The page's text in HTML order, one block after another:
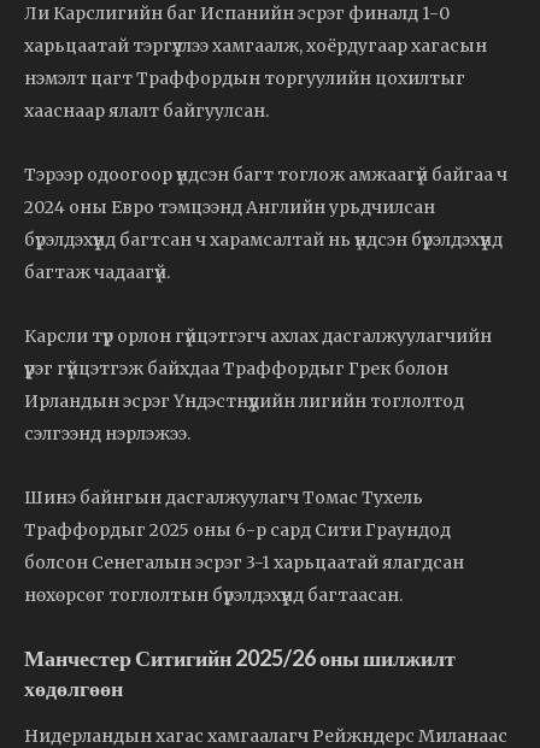
Ли Карслигийн баг Испанийн эсрэг финалд 1-0
харьцаатай тэргүүллээ хамгаалж, хоёрдугаар хагасын
нэмэлт цагт Траффордын торгуулийн цохилтыг
хааснаар ялалт байгуулсан.
Тэрээр одоогоор үндсэн багт тоглож амжаагүй байгаа ч
2024 оны Евро тэмцээнд Английн урьдчилсан
бүрэлдэхүүнд багтсан ч харамсалтай нь үндсэн бүрэлдэхүүнд
багтаж чадаагүй.
Карсли түр орлон гүйцэтгэгч ахлах дасгалжуулагчийн
үүрэг гүйцэтгэж байхдаа Траффордыг Грек болон
Ирландын эсрэг Үндэстнүүдийн лигийн тоглолтод
сэлгээнд нэрлэжээ.
Шинэ байнгын дасгалжуулагч Томас Тухель
Траффордыг 2025 оны 6-р сард Сити Граундод
болсон Сенегалын эсрэг 3-1 харьцаатай ялагдсан
нөхөрсөг тоглолтын бүрэлдэхүүнд багтаасан.
Манчестер Ситигийн 2025/26 оны шилжилт
хөдөлгөөн
Нидерландын хагас хамгаалагч Рейжндерс Миланаас